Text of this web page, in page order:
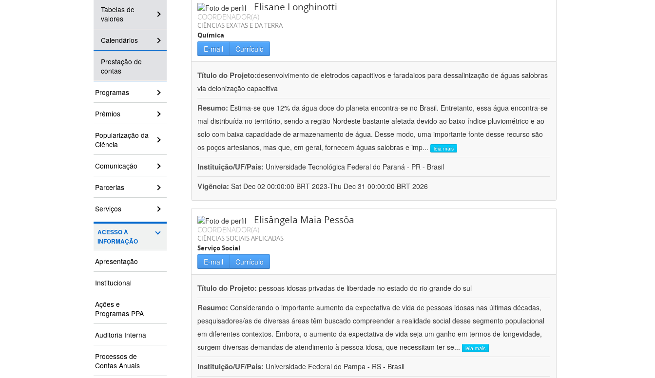
Tabelas de
valores
Calendários
Prestação de
contas
Programas
Prêmios
Popularização da
Ciência
Comunicação
Parcerias
Serviços
ACESSO À
INFORMAÇÃO
Apresentação
Institucional
Ações e
Programas PPA
Auditoria Interna
Processos de
Contas Anuais
Elisane Longhinotti
COORDENADOR(A)
CIÊNCIAS EXATAS E DA TERRA
Química
E-mail Currículo
Título do Projeto:desenvolvimento de eletrodos capacitivos e faradaicos para dessalinização de águas salobras
via deionização capacitiva
Resumo: Estima-se que 12% da água doce do planeta encontra-se no Brasil. Entretanto, essa água encontra-se
mal distribuída no território, sendo a região Nordeste bastante afetada devido ao baixo índice pluviométrico e ao
solo com baixa capacidade de armazenamento de água. Desse modo, uma importante fonte desse recurso são
os poços artesianos, mas que, em geral, fornecem águas salobras e imp... leia mais
Instituição/UF/País: Universidade Tecnológica Federal do Paraná - PR - Brasil
Vigência: Sat Dec 02 00:00:00 BRT 2023-Thu Dec 31 00:00:00 BRT 2026
Elisângela Maia Pessôa
COORDENADOR(A)
CIÊNCIAS SOCIAIS APLICADAS
Serviço Social
E-mail Currículo
Título do Projeto: pessoas idosas privadas de liberdade no estado do rio grande do sul
Resumo: Considerando o importante aumento da expectativa de vida de pessoas idosas nas últimas décadas,
pesquisadores/as de diversas áreas têm buscado compreender a realidade social desse segmento populacional
em diferentes contextos. Embora, o aumento da expectativa de vida seja um ganho em termos de longevidade,
surgem diversas demandas de atendimento à pessoa idosa, que necessitam ter se... leia mais
Instituição/UF/País: Universidade Federal do Pampa - RS - Brasil